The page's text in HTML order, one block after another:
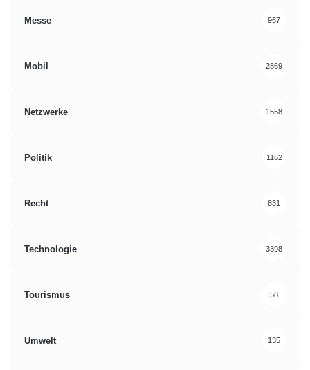
Messe 967
Mobil 2869
Netzwerke 1558
Politik 1162
Recht 831
Technologie 3398
Tourismus 58
Umwelt 135